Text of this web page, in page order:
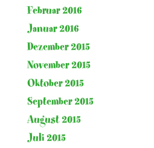
Februar 2016
Januar 2016
Dezember 2015
November 2015
Oktober 2015
September 2015
August 2015
Juli 2015